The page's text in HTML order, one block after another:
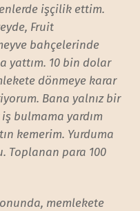
işçilik ettim.
Fruit
bahçelerinde
yattım. 10 bin dolar
dönmeye karar
Bana yalnız bir
bulmama yardım
kemerim. Yurduma
Toplanan para 100
memlekete